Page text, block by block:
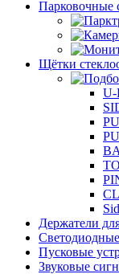
Парковочные
Щётки
U-
Держатели
Пусковые
Звуковые